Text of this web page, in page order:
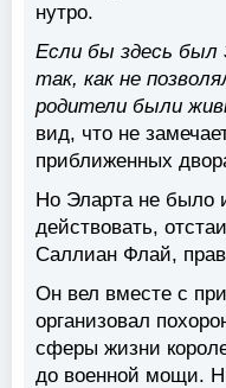
нутро.
Если бы здесь
так, как не
родители были
вид, что не
приближенных
Но Эларта не было
действовать,
Саллиан Флай,
Он вел вместе с
организовал
сферы жизни
до военной мощи.